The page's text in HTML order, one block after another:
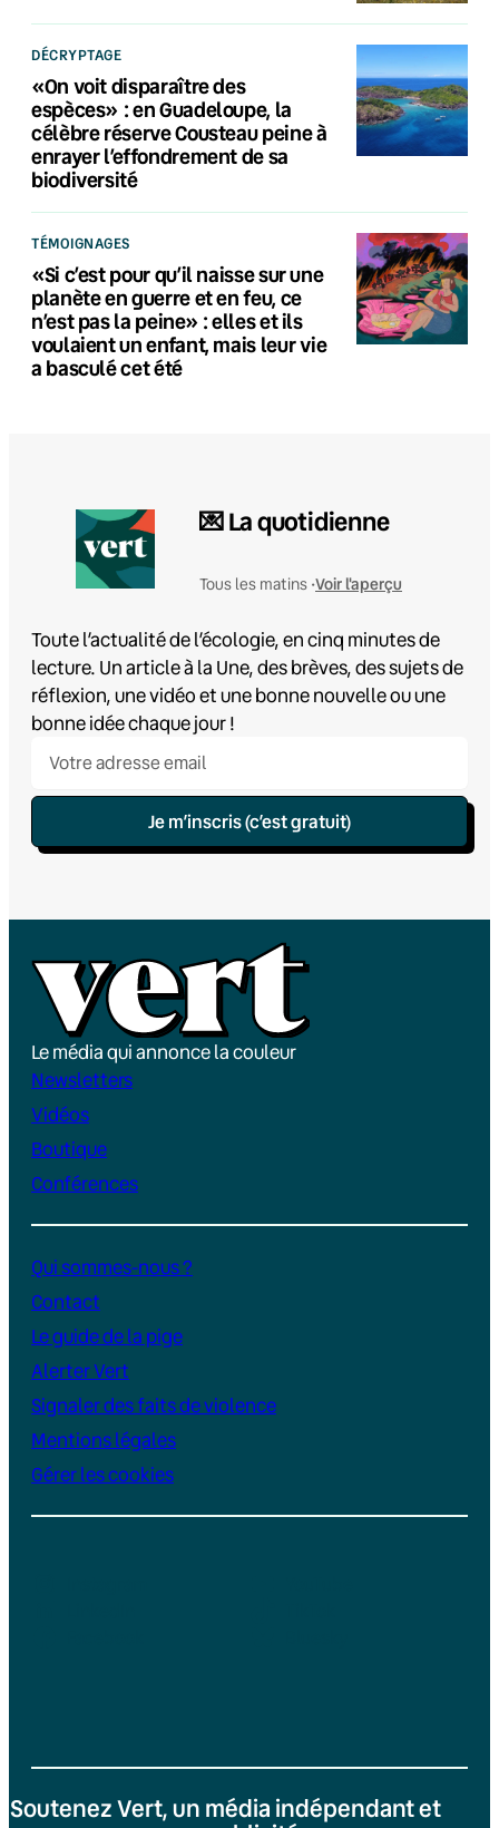
DÉCRYPTAGE
«On voit disparaître des
espèces» : en Guadeloupe, la
célèbre réserve Cousteau peine à
enrayer l’effondrement de sa
biodiversité
TÉMOIGNAGES
«Si c’est pour qu’il naisse sur une
planète en guerre et en feu, ce
n’est pas la peine» : elles et ils
voulaient un enfant, mais leur vie
a basculé cet été
💌 La quotidienne
Tous les matins •Voir l'aperçu
Toute l’actualité de l’écologie, en cinq minutes de
lecture. Un article à la Une, des brèves, des sujets de
réflexion, une vidéo et une bonne nouvelle ou une
bonne idée chaque jour !
Je m’inscris (c’est gratuit)
Le média qui annonce la couleur
Newsletters
Vidéos
Boutique
Conférences
Qui sommes-nous ?
Contact
Le guide de la pige
Alerter Vert
Signaler des faits de violence
Mentions légales
Gérer les cookies
Soutenez Vert, un média indépendant et